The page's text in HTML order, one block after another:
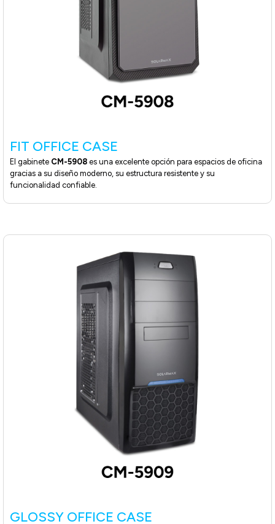
FIT OFFICE CASE
El gabinete CM-5908 es una excelente opción para espacios de oficina
gracias a su diseño moderno, su estructura resistente y su
funcionalidad confiable.
GLOSSY OFFICE CASE